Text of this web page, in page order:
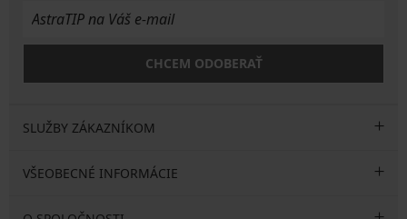
CHCEM ODOBERAŤ
SLUŽBY ZÁKAZNÍKOM
VŠEOBECNÉ INFORMÁCIE